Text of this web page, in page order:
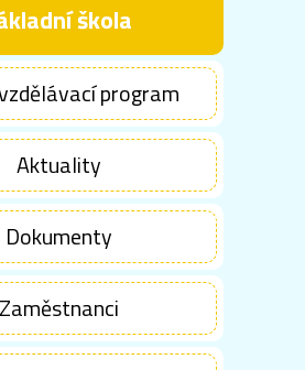
škola
program
Aktuality
Dokumenty
Zaměstnanci